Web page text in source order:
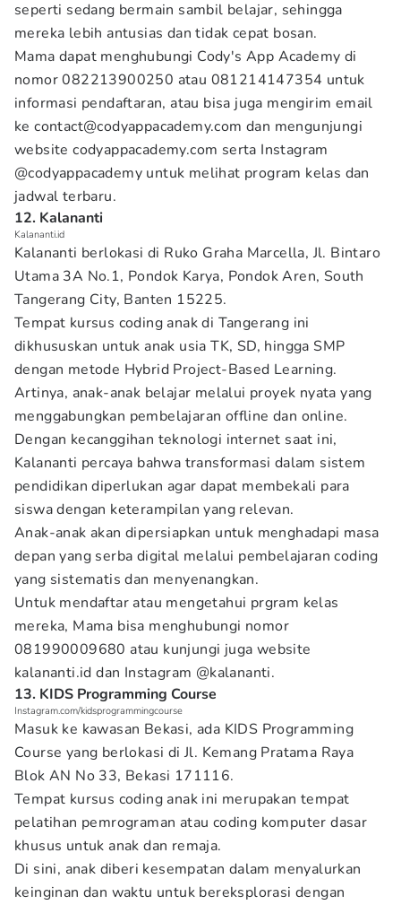
seperti sedang bermain sambil belajar, sehingga
mereka lebih antusias dan tidak cepat bosan.
Mama dapat menghubungi Cody's App Academy di
nomor 082213900250 atau 081214147354 untuk
informasi pendaftaran, atau bisa juga mengirim email
ke contact@codyappacademy.com dan mengunjungi
website codyappacademy.com serta Instagram
@codyappacademy untuk melihat program kelas dan
jadwal terbaru.
12. Kalananti
Kalananti.id
Kalananti berlokasi di Ruko Graha Marcella, Jl. Bintaro
Utama 3A No.1, Pondok Karya, Pondok Aren, South
Tangerang City, Banten 15225.
Tempat kursus coding anak di Tangerang ini
dikhususkan untuk anak usia TK, SD, hingga SMP
dengan metode Hybrid Project-Based Learning.
Artinya, anak-anak belajar melalui proyek nyata yang
menggabungkan pembelajaran offline dan online.
Dengan kecanggihan teknologi internet saat ini,
Kalananti percaya bahwa transformasi dalam sistem
pendidikan diperlukan agar dapat membekali para
siswa dengan keterampilan yang relevan.
Anak-anak akan dipersiapkan untuk menghadapi masa
depan yang serba digital melalui pembelajaran coding
yang sistematis dan menyenangkan.
Untuk mendaftar atau mengetahui prgram kelas
mereka, Mama bisa menghubungi nomor
081990009680 atau kunjungi juga website
kalananti.id dan Instagram @kalananti.
13. KIDS Programming Course
Instagram.com/kidsprogrammingcourse
Masuk ke kawasan Bekasi, ada KIDS Programming
Course yang berlokasi di Jl. Kemang Pratama Raya
Blok AN No 33, Bekasi 171116.
Tempat kursus coding anak ini merupakan tempat
pelatihan pemrograman atau coding komputer dasar
khusus untuk anak dan remaja.
Di sini, anak diberi kesempatan dalam menyalurkan
keinginan dan waktu untuk bereksplorasi dengan